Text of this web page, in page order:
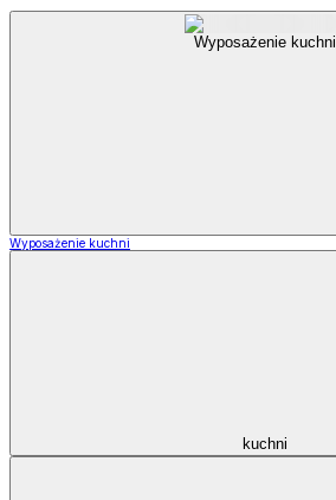
Wyposażenie kuchni
Wyposażenie kuchni
kuchni